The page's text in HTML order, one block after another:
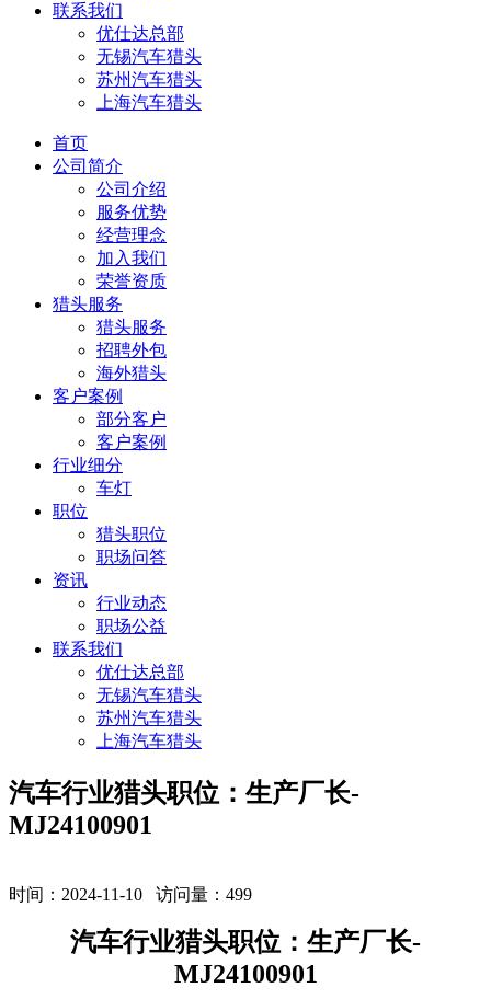
联系我们
优仕达总部
无锡汽车猎头
苏州汽车猎头
上海汽车猎头
首页
公司简介
公司介绍
服务优势
经营理念
加入我们
荣誉资质
猎头服务
猎头服务
招聘外包
海外猎头
客户案例
部分客户
客户案例
行业细分
车灯
职位
猎头职位
职场问答
资讯
行业动态
职场公益
联系我们
优仕达总部
无锡汽车猎头
苏州汽车猎头
上海汽车猎头
汽车行业猎头职位：生产厂长-
MJ24100901
时间：2024-11-10 访问量： 499
汽车行业猎头职位：生产厂长-
MJ24100901